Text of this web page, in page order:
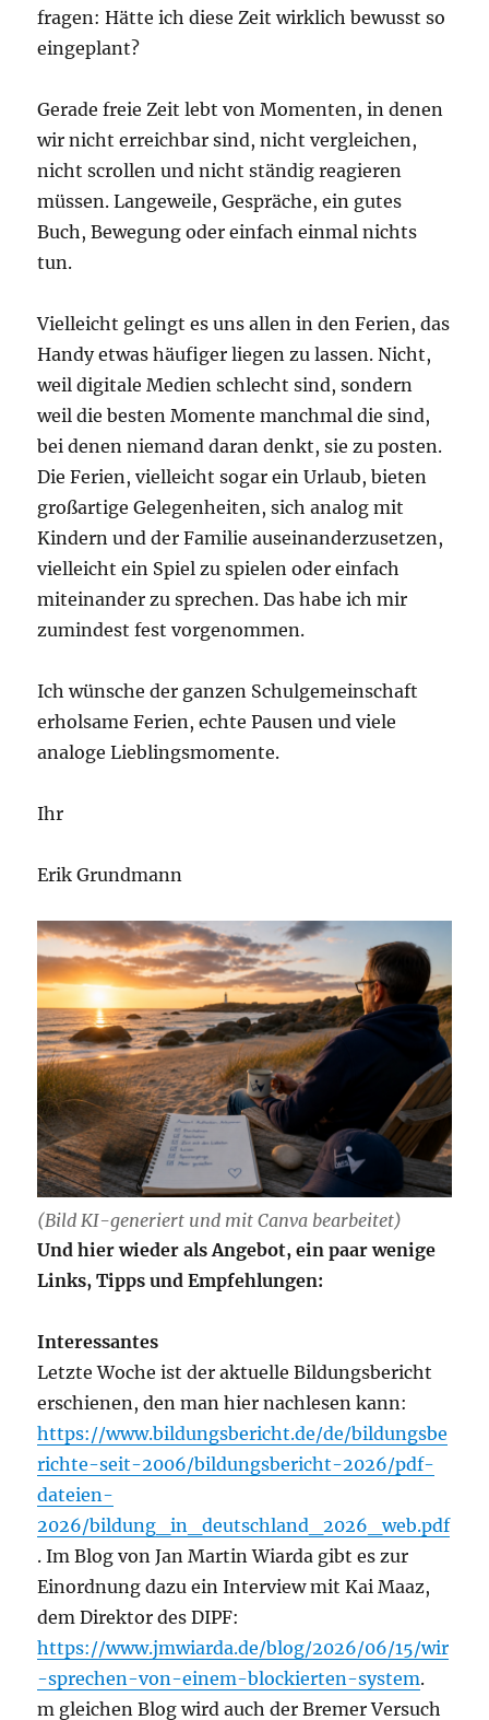
fragen: Hätte ich diese Zeit wirklich bewusst so
eingeplant?
Gerade freie Zeit lebt von Momenten, in denen
wir nicht erreichbar sind, nicht vergleichen,
nicht scrollen und nicht ständig reagieren
müssen. Langeweile, Gespräche, ein gutes
Buch, Bewegung oder einfach einmal nichts
tun.
Vielleicht gelingt es uns allen in den Ferien, das
Handy etwas häufiger liegen zu lassen. Nicht,
weil digitale Medien schlecht sind, sondern
weil die besten Momente manchmal die sind,
bei denen niemand daran denkt, sie zu posten.
Die Ferien, vielleicht sogar ein Urlaub, bieten
großartige Gelegenheiten, sich analog mit
Kindern und der Familie auseinanderzusetzen,
vielleicht ein Spiel zu spielen oder einfach
miteinander zu sprechen. Das habe ich mir
zumindest fest vorgenommen.
Ich wünsche der ganzen Schulgemeinschaft
erholsame Ferien, echte Pausen und viele
analoge Lieblingsmomente.
Ihr
Erik Grundmann
(Bild KI-generiert und mit Canva bearbeitet)
Und hier wieder als Angebot, ein paar wenige
Links, Tipps und Empfehlungen:
Interessantes
Letzte Woche ist der aktuelle Bildungsbericht
erschienen, den man hier nachlesen kann:
https://www.bildungsbericht.de/de/bildungsbe
richte-seit-2006/bildungsbericht-2026/pdf-
dateien-
2026/bildung_in_deutschland_2026_web.pdf
. Im Blog von Jan Martin Wiarda gibt es zur
Einordnung dazu ein Interview mit Kai Maaz,
dem Direktor des DIPF:
https://www.jmwiarda.de/blog/2026/06/15/wir
-sprechen-von-einem-blockierten-system.
m gleichen Blog wird auch der Bremer Versuch